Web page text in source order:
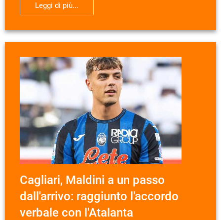
Leggi di più...
Cagliari, Maldini a un passo
dall'arrivo: raggiunto l'accordo
verbale con l'Atalanta